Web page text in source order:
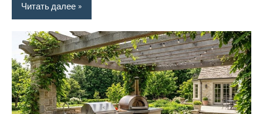
Читать далее